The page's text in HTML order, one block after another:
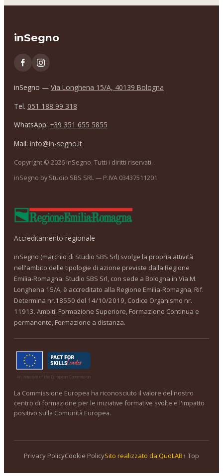
inSegno
inSegno — Via Longhena 15/A, 40139 Bologna
Tel. 051 188 99 318
WhatsApp: +39 351 655 5855
Mail: info@in-segno.it
Copyright © 2026 inSegno. Tutti i diritti riservati.
inSegno by Studio SBS SRL — P.IVA 03437511201
Accreditamento regionale
inSegno (marchio di Studio SBS Srl) svolge la propria attività
nell'ambito delle tipologie di azione previste dalla Regione
Emilia-Romagna. Studio SBS Srl, con sede a Bologna in Via M.
Longhena 15/A, è accreditato alla Regione Emilia-Romagna, Rif.
Determina nr.18550 del 14/10/2019, Codice Organismo nr.
11913. Ambiti: Formazione Superiore, Formazione Continua e
permanente, Formazione a distanza.
La Commissione Europea ha riconosciuto il valore del nostro
centro di formazione per le iniziative formative svolte e l'impatto
positivo sulla Comunità Europea.
Privacy PolicyCookie PolicySito realizzato da QuoLAB↑ Top